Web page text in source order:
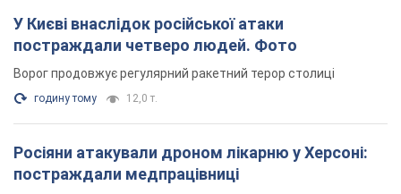
У Києві внаслідок російської атаки
постраждали четверо людей. Фото
Ворог продовжує регулярний ракетний терор столиці
годину тому 12,0 т.
Росіяни атакували дроном лікарню у Херсоні:
постраждали медпрацівниці